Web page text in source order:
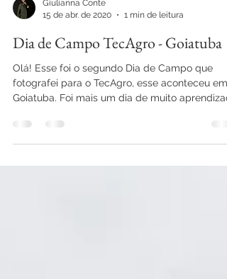
Giulianna Conte
15 de abr. de 2020
1 min de leitura
Dia de Campo TecAgro - Goiatuba
Olá! Esse foi o segundo Dia de Campo que
fotografei para o TecAgro, esse aconteceu em